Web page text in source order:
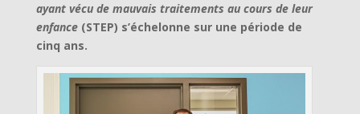
ayant vécu de mauvais traitements au cours de leur
enfance(STEP) s’échelonne sur une période de
cinq ans.